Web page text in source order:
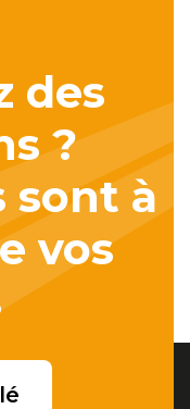
des
?
sont à
vos